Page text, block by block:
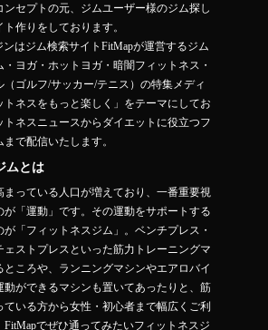
ンセプトの元、ジムユーザー様のジム探し
作りをしております。
ンはジム検索サイトFitMapが運営するジム
ヨガ・ホットヨガ・暗闇フィットネス・
（ゴルフ/サッカー/テニス）の特集メディ
トネスをもっと楽しく」をテーマにしてお
トネスニュースからダイエットに役立つフ
で配信いたします。
ムとは
まっている人口が増えており、一番重要視
が「運動」です。その運動をサポートする
「フィットネスジム」。ベンチプレス・
ェストプレスといった筋力トレーニングマ
ところや、ランニングマシンやエアロバイ
動ができるマシンも置いてあったりと、筋
ている方から女性・初心者まで幅広くご利
FitMapでぜひ通ってみたいフィットネスジ